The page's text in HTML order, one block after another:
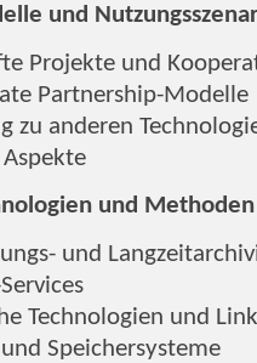
und
Projekte und
Partnership-Modelle
zu anderen
und Methoden
und
Technologien und
Speichersysteme